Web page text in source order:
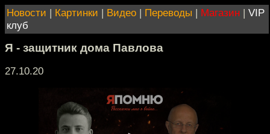
Новости | Картинки | Видео | Переводы | Магазин | VIP
клуб
Я - защитник дома Павлова
27.10.20